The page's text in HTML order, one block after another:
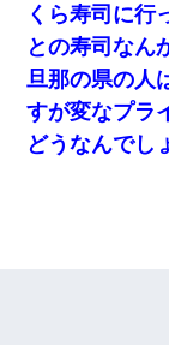
くら寿司に行
との寿司なん
旦那の県の人
すが変なプラ
どうなんでし